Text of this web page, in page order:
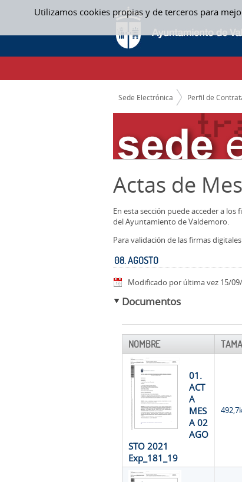
Utilizamos cookies propias y de terceros para
Saltar al contenido
08. AGOSTO - ACTAS MESAS
CAMINO DE MIGAS
Sede Electrónica Perfil de
Actas de
En esta sección puede acceder a
del Ayuntamiento de Valdemoro.
Para validación de las firmas
08. AGOSTO
Modificado por última vez 15/
Documentos
NOMBRE
01.
ACT
A
MES
A 02
AGO
STO 2021
Exp_181_19